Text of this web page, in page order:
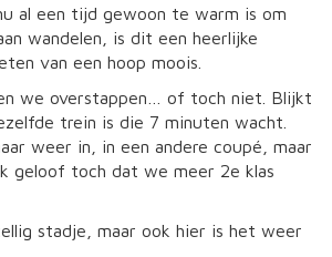
al een tijd gewoon te warm is om
wandelen, is dit een heerlijke
van een hoop moois.
we overstappen… of toch niet. Blijkt
trein is die 7 minuten wacht.
weer in, in een andere coupé, maar
geloof toch dat we meer 2e klas
stadje, maar ook hier is het weer